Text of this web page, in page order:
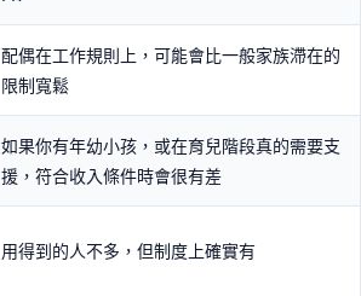
配偶在工作規則上，可能會比一般家族滯在的
限制寬鬆
如果你有年幼小孩，或在育兒階段真的需要支
援，符合收入條件時會很有差
用得到的人不多，但制度上確實有